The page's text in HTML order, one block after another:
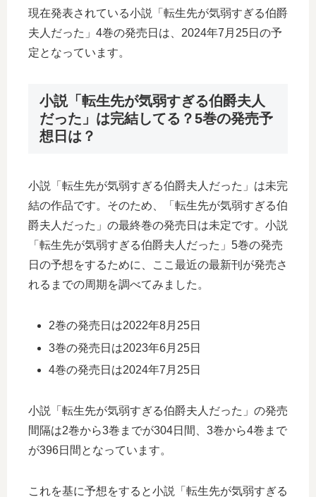
現在発表されている小説「転生先が気弱すぎる伯爵
夫人だった」4巻の発売日は、2024年7月25日の予
定となっています。
小説「転生先が気弱すぎる伯爵夫人
だった」は完結してる？5巻の発売予
想日は？
小説「転生先が気弱すぎる伯爵夫人だった」は未完
結の作品です。そのため、「転生先が気弱すぎる伯
爵夫人だった」の最終巻の発売日は未定です。小説
「転生先が気弱すぎる伯爵夫人だった」5巻の発売
日の予想をするために、ここ最近の最新刊が発売さ
れるまでの周期を調べてみました。
2巻の発売日は2022年8月25日
3巻の発売日は2023年6月25日
4巻の発売日は2024年7月25日
小説「転生先が気弱すぎる伯爵夫人だった」の発売
間隔は2巻から3巻までが304日間、3巻から4巻まで
が396日間となっています。
これを基に予想をすると小説「転生先が気弱すぎる